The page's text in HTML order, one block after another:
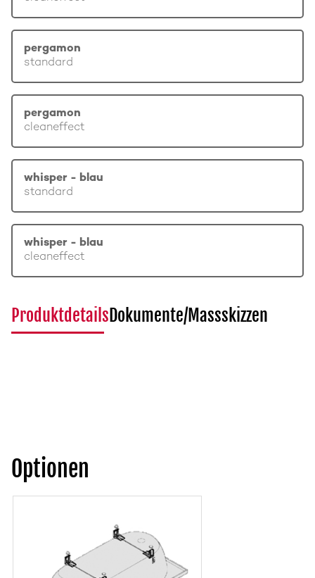
pergamon
standard
pergamon
cleaneffect
whisper - blau
standard
whisper - blau
cleaneffect
ProduktdetailsDokumente/Massskizzen
Optionen